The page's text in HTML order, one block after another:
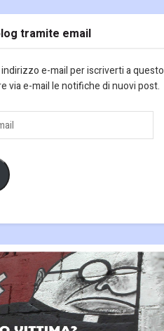
tramite email
e-mail per iscriverti a questo
via e-mail le notifiche di nuovi post.